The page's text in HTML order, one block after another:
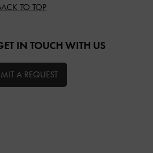
TO TOP
IN TOUCH WITH US
A REQUEST